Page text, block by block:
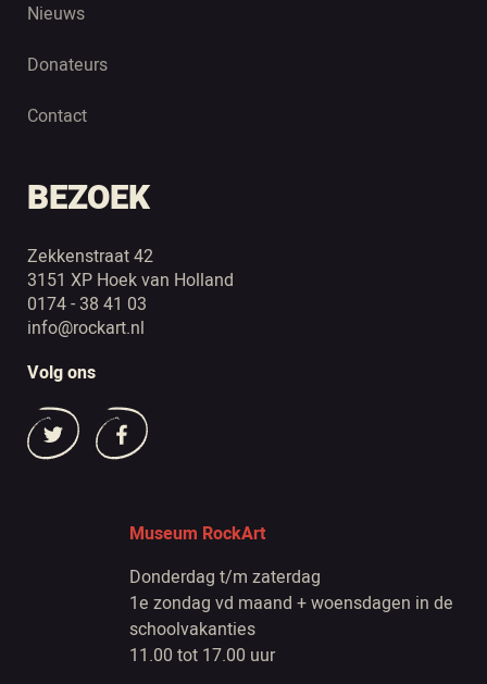
Nieuws
Donateurs
Contact
BEZOEK
Zekkenstraat 42
3151 XP Hoek van Holland
0174 - 38 41 03
info@rockart.nl
Volg ons
Museum RockArt
Donderdag t/m zaterdag
1e zondag vd maand + woensdagen in de
schoolvakanties
11.00 tot 17.00 uur